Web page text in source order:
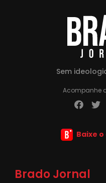
Sem
Acompanhe
Baixe
Brado Jornal